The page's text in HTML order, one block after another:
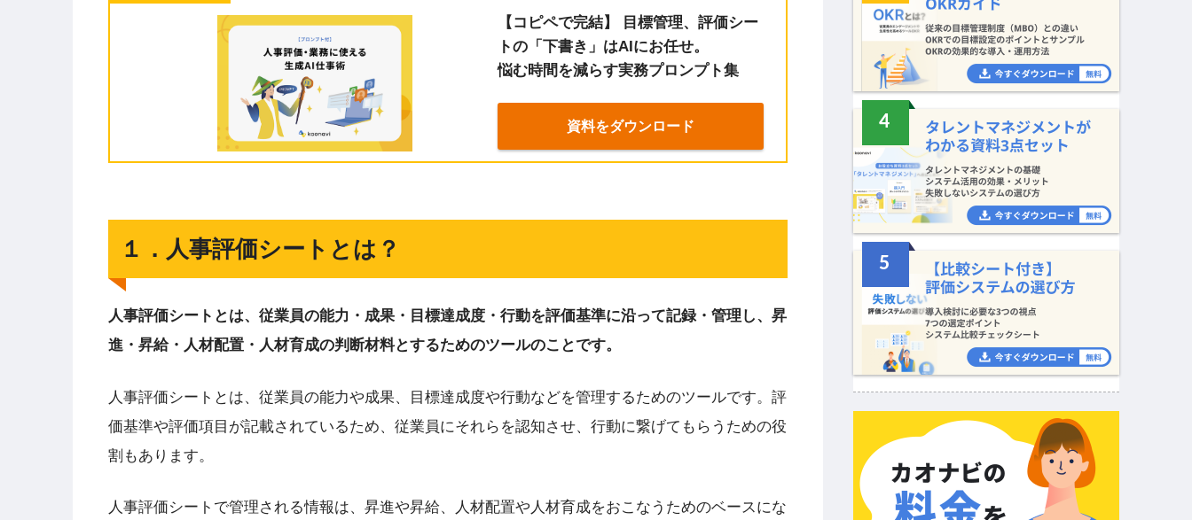
【コピペで完結】 目標管理、評価シー
トの「下書き」はAIにお任せ。
悩む時間を減らす実務プロンプト集
資料をダウンロード
１．人事評価シートとは？
人事評価シートとは、従業員の能力・成果・目標達成度・行動を評価基準に沿って記録・管理し、昇
進・昇給・人材配置・人材育成の判断材料とするためのツールのことです。
人事評価シートとは、従業員の能力や成果、目標達成度や行動などを管理するためのツールです。評
価基準や評価項目が記載されているため、従業員にそれらを認知させ、行動に繋げてもらうための役
割もあります。
人事評価シートで管理される情報は、昇進や昇給、人材配置や人材育成をおこなうためのベースにな